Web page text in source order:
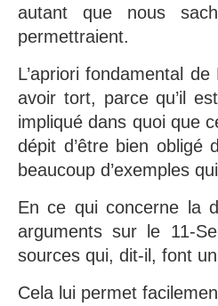
autant que nous
permettraient.
L’apriori fondamental
avoir tort, parce qu’il
impliqué dans quoi que
dépit d’être bien
beaucoup d’exemples
En ce qui concerne la
arguments sur le 11-
sources qui, dit-il, font
Cela lui permet